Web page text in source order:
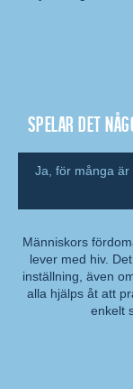
Spelar det
Ja, för många
Kommentar:
Människors
lever med hiv.
inställning, även
alla hjälps åt att
enkelt